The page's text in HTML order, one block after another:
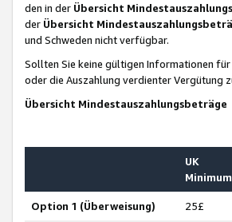
den in der Übersicht
der Übersicht
und Schweden nicht verfügbar.
Sollten Sie keine gültigen Informationen
oder die Auszahlung verdienter Vergütung
Übersicht Mindestauszahlungsbeträge
UK
Minimum
Option 1 (Überweisung) 25£